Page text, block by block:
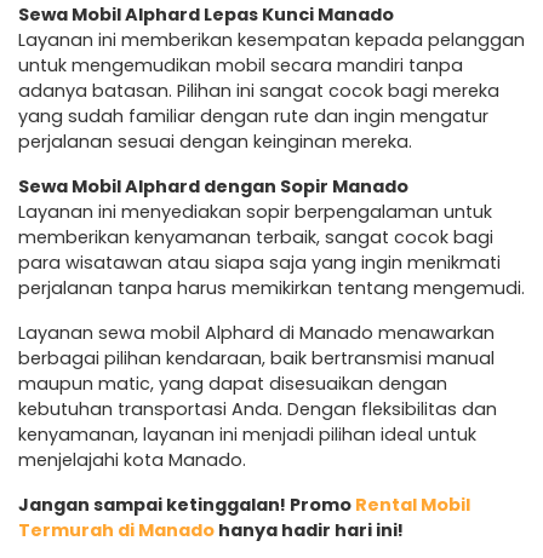
Sewa Mobil Alphard Lepas Kunci Manado
Layanan ini memberikan kesempatan kepada pelanggan
untuk mengemudikan mobil secara mandiri tanpa
adanya batasan. Pilihan ini sangat cocok bagi mereka
yang sudah familiar dengan rute dan ingin mengatur
perjalanan sesuai dengan keinginan mereka.
Sewa Mobil Alphard dengan Sopir Manado
Layanan ini menyediakan sopir berpengalaman untuk
memberikan kenyamanan terbaik, sangat cocok bagi
para wisatawan atau siapa saja yang ingin menikmati
perjalanan tanpa harus memikirkan tentang mengemudi.
Layanan sewa mobil Alphard di Manado menawarkan
berbagai pilihan kendaraan, baik bertransmisi manual
maupun matic, yang dapat disesuaikan dengan
kebutuhan transportasi Anda. Dengan fleksibilitas dan
kenyamanan, layanan ini menjadi pilihan ideal untuk
menjelajahi kota Manado.
Jangan sampai ketinggalan! Promo Rental Mobil
Termurah di Manado hanya hadir hari ini!